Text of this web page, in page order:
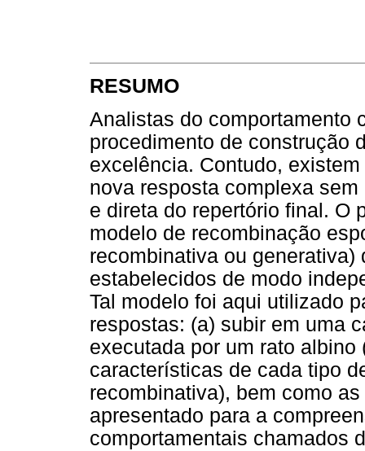
RESUMO
Analistas do comportamento
procedimento de construção
excelência. Contudo,
nova resposta complexa
e direta do repertório final. O
modelo de recombinação
recombinativa ou
estabelecidos de modo
Tal modelo foi aqui utilizado
respostas: (a) subir em uma
executada por um rato albino
características de cada tipo
recombinativa), bem como
apresentado para a
comportamentais chamados